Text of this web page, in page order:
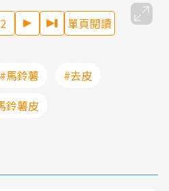
2 單頁閱讀
#馬鈴薯
#去皮
鈴薯皮